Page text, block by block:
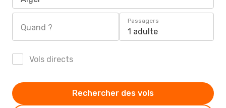
Quand ?
Passagers
1 adulte
Vols directs
Rechercher des vols